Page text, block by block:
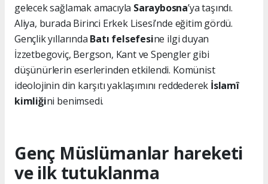
gelecek sağlamak amacıyla Saraybosna’ya taşındı.
Aliya, burada Birinci Erkek Lisesi’nde eğitim gördü.
Gençlik yıllarında Batı felsefesine ilgi duyan
İzzetbegoviç, Bergson, Kant ve Spengler gibi
düşünürlerin eserlerinden etkilendi. Komünist
ideolojinin din karşıtı yaklaşımını reddederek İslamî
kimliğini benimsedi.
Genç Müslümanlar hareketi
ve ilk tutuklanma